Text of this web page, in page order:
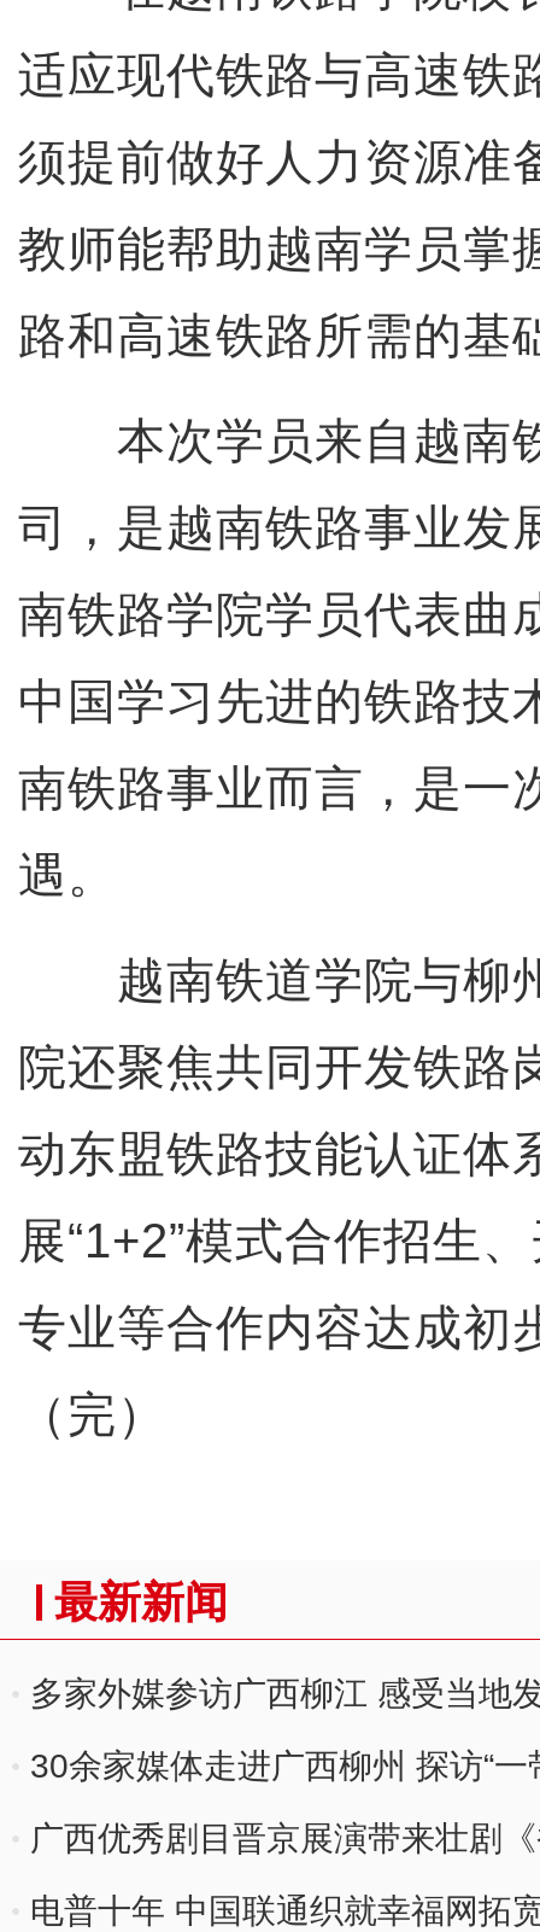
适应现代铁路与高速铁
须提前做好人力资源准
教师能帮助越南学员掌
路和高速铁路所需的基
本次学员来自越南
司，是越南铁路事业发
南铁路学院学员代表曲
中国学习先进的铁路技
南铁路事业而言，是一
遇。
越南铁道学院与柳
院还聚焦共同开发铁路
动东盟铁路技能认证体
展“1+2”模式合作招生
专业等合作内容达成初
（完）
最新新闻
多家外媒参访广西柳江 感受当地
30余家媒体走进广西柳州 探访“
广西优秀剧目晋京展演带来壮剧
电普十年 中国联通织就幸福网拓